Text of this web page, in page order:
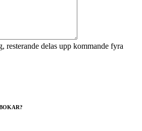
resterande delas upp kommande fyra